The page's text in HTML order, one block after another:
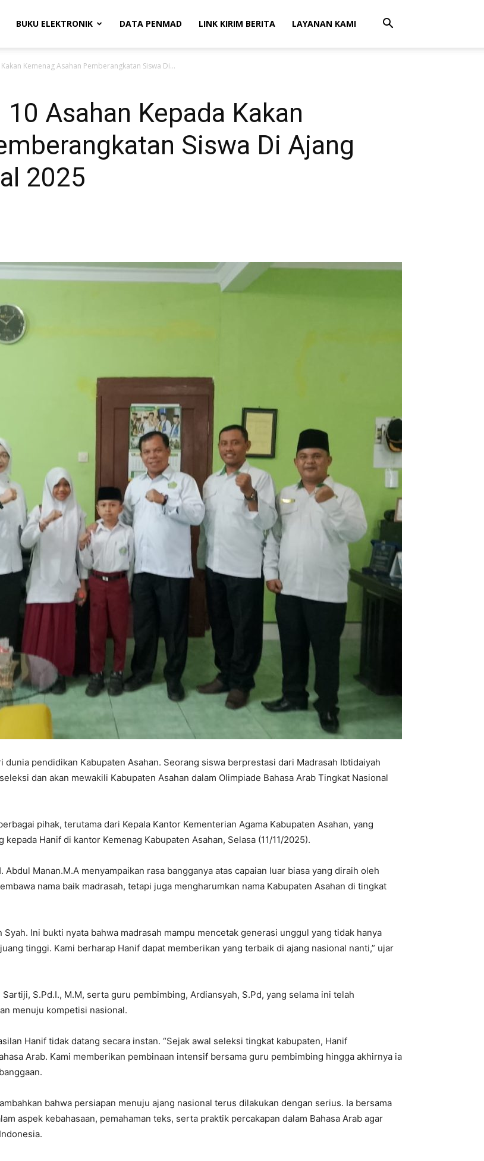
BUKU ELEKTRONIK DATA PENMAD LINK KIRIM BERITA LAYANAN KAMI
Kemenag Asahan Pemberangkatan Siswa Di...
Asahan Kepada Kakan
Siswa Di Ajang
2025
dunia pendidikan Kabupaten Asahan. Seorang siswa berprestasi dari Madrasah Ibtidaiyah
dan akan mewakili Kabupaten Asahan dalam Olimpiade Bahasa Arab Tingkat Nasional
pihak, terutama dari Kepala Kantor Kementerian Agama Kabupaten Asahan, yang
Hanif di kantor Kemenag Kabupaten Asahan, Selasa (11/11/2025).
Manan.M.A menyampaikan rasa bangganya atas capaian luar biasa yang diraih oleh
nama baik madrasah, tetapi juga mengharumkan nama Kabupaten Asahan di tingkat
Ini bukti nyata bahwa madrasah mampu mencetak generasi unggul yang tidak hanya
tinggi. Kami berharap Hanif dapat memberikan yang terbaik di ajang nasional nanti,” ujar
S.Pd.I., M.M, serta guru pembimbing, Ardiansyah, S.Pd, yang selama ini telah
menuju kompetisi nasional.
Hanif tidak datang secara instan. “Sejak awal seleksi tingkat kabupaten, Hanif
Arab. Kami memberikan pembinaan intensif bersama guru pembimbing hingga akhirnya ia
bahwa persiapan menuju ajang nasional terus dilakukan dengan serius. Ia bersama
aspek kebahasaan, pemahaman teks, serta praktik percakapan dalam Bahasa Arab agar